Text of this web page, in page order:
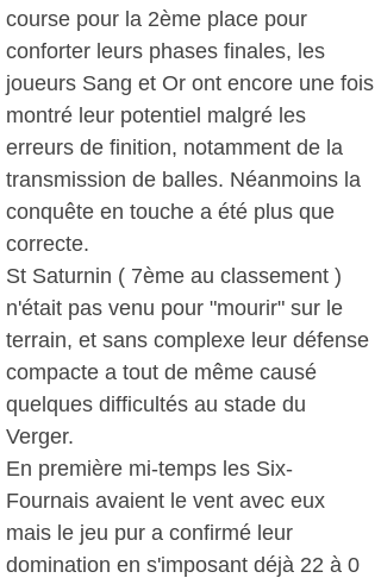
course pour la 2ème place pour
conforter leurs phases finales, les
joueurs Sang et Or ont encore une fois
montré leur potentiel malgré les
erreurs de finition, notamment de la
transmission de balles. Néanmoins la
conquête en touche a été plus que
correcte.
St Saturnin ( 7ème au classement )
n'était pas venu pour "mourir" sur le
terrain, et sans complexe leur défense
compacte a tout de même causé
quelques difficultés au stade du
Verger.
En première mi-temps les Six-
Fournais avaient le vent avec eux
mais le jeu pur a confirmé leur
domination en s'imposant déjà 22 à 0